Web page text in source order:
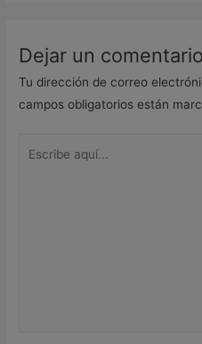
Dejar un comentario
Tu dirección de correo
campos obligatorios están